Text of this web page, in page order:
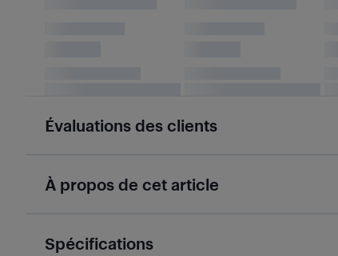
Évaluations des clients
À propos de cet article
Spécifications